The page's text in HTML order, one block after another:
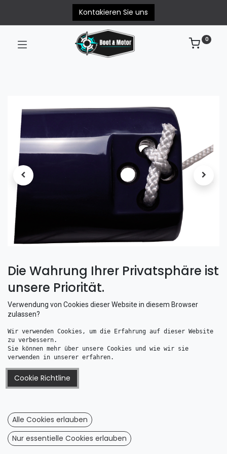
Kontakieren Sie uns
0
Talamex Connect Fender blau 15 x 100 cm
Talamex Connect Fender blau 15
x 100 cm
(0 Rezension)
Farbe: Blau
B x L: 15 x 100 cm
Gewicht kg: 2,5
Die Wahrung Ihrer Privatsphäre ist
unsere Priorität.
Verwendung von Cookies dieser Website in diesem Browser
zulassen?
Wir verwenden Cookies, um die Erfahrung auf dieser Website
zu verbessern.
Sie können mehr über unsere Cookies und wie wir sie
verwenden in unserer erfahren.
Cookie Richtline
Alle Cookies erlauben
Nur essentielle Cookies erlauben